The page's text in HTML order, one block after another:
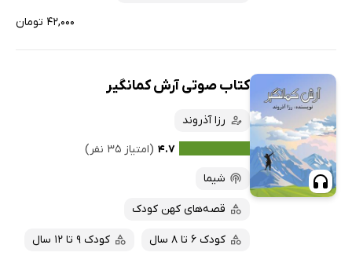
۴۲,۰۰۰ تومان
کتاب صوتی آرش کمانگیر
رزا آذروند
۴.۷ (امتیاز ۳۵ نفر)
شیما
قصه‌های کهن کودک
کودک 6 تا 8 سال کودک 9 تا 12 سال